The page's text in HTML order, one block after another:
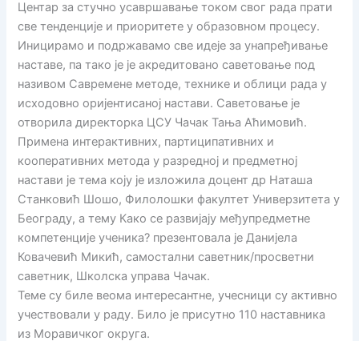
Центар за стучно усавршавање током свог рада прати
све тенденције и приоритете у образовном процесу.
Иницирамо и подржавамо све идеје за унапређивање
наставе, па тако је је акредитовано саветовање под
називом Савремене методе, технике и облици рада у
исходовно оријентисаној настави. Саветовање је
отворила директорка ЦСУ Чачак Тања Аћимовић.
Примена интерактивних, партиципативних и
кооперативних метода у разредној и предметној
настави је тема коју је изложила доцент др Наташа
Станковић Шoшо, Филолошки факултет Универзитета у
Београду, а тему Како се развијају међупредметне
компетенције ученика? презентовала је Данијела
Ковачевић Микић, самостални саветник/просветни
саветник, Школска управа Чачак.
Теме су биле веома интересантне, учесници су активно
учествовали у раду. Било је присутно 110 наставника
из Моравичког округа.